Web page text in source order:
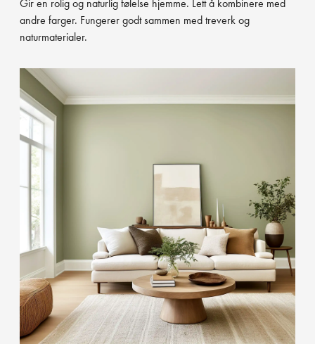
Gir en rolig og naturlig følelse hjemme. Lett å kombinere med
andre farger. Fungerer godt sammen med treverk og
naturmaterialer.